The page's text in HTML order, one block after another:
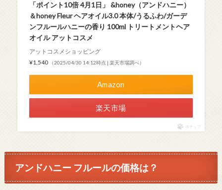
「ポイント10倍 4月1日」 &honey（アンドハニー）
＆honey Fleur ヘアオイル3.0 本体/うるふわ/ガーデ
ンフルールハニーの香り 100ml トリートメントヘア
オイル アットコスメ
アットコスメショッピング
¥1,540
（2025/04/30 14:12時点 | 楽天市場調べ）
Amazon
楽天市場
ポチップ
アンドハニー フルールの価格は？